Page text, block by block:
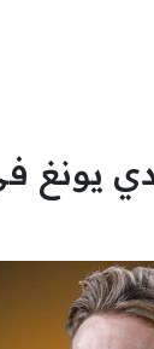
يونغ